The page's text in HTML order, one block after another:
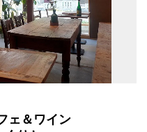
ェ＆ワイン